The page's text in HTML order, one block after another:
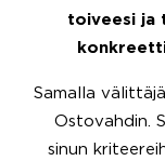
toiveesi ja
Samalla
Ostovahdin.
sinun